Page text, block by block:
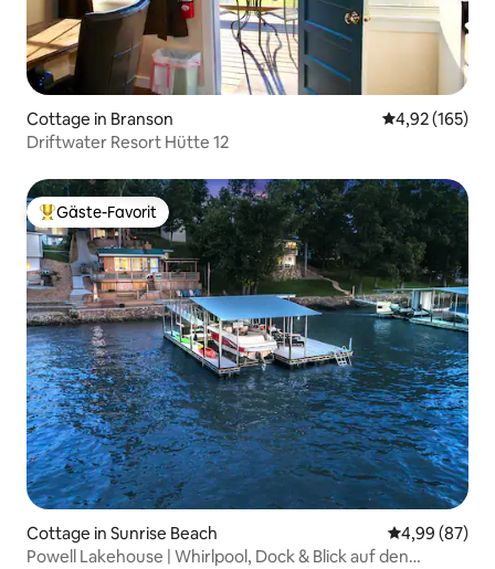
Cottage in Branson
4,92 (165)
Driftwater Resort Hütte 12
Beliebter Gäste-Favorit.
Gäste-Favorit
Cottage in Sunrise Beach
4,99 (87)
Powell Lakehouse | Whirlpool, Dock & Blick auf den